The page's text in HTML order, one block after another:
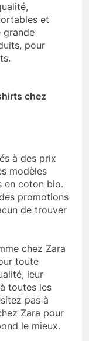
et
grande
pour
chez
à des prix
modèles
en coton bio.
promotions
de trouver
chez Zara
toute
leur
toutes les
pas à
Zara pour
le mieux.